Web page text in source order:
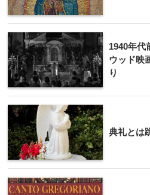
1940年代
ウッド映
り
典礼とは